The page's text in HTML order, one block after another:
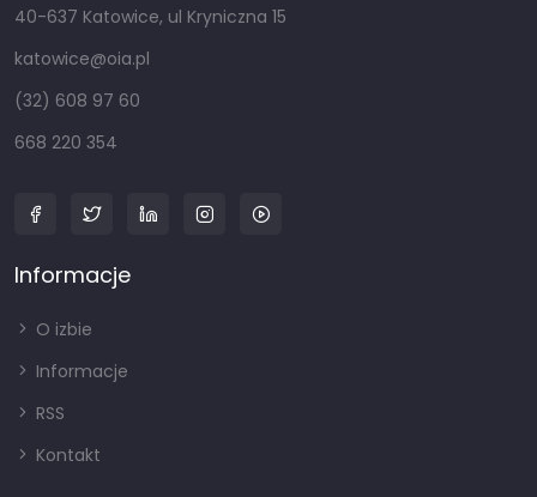
40-637 Katowice, ul Kryniczna 15
katowice@oia.pl
(32) 608 97 60
668 220 354
Informacje
O izbie
Informacje
RSS
Kontakt